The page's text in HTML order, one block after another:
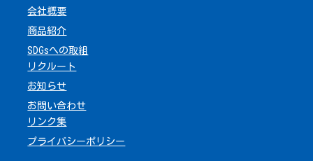
会社概要
商品紹介
SDGsへの取組
リクルート
お知らせ
お問い合わせ
リンク集
プライバシーポリシー